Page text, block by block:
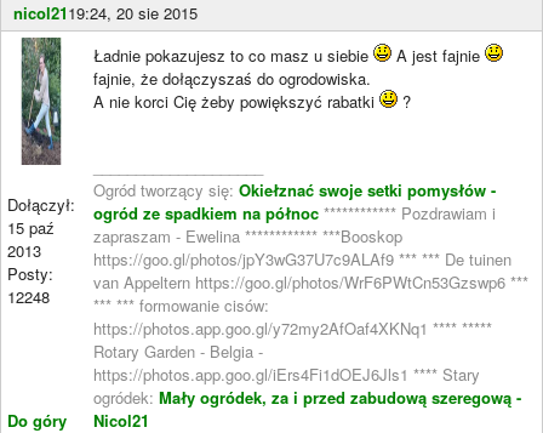
nicol2119:24, 20 sie 2015
Dołączył:
15 paź
2013
Posty:
12248
Do góry
Ładnie pokazujesz to co masz u siebie
A jest fajnie
fajnie, że dołączyszaś do ogrodowiska.
A nie korci Cię żeby powiększyć rabatki
?
Ogród tworzący się: Okiełznać swoje setki pomysłów -
ogród ze spadkiem na północ ************ Pozdrawiam i
zapraszam - Ewelina ************ ***Booskop
https://goo.gl/photos/jpY3wG37U7c9ALAf9 *** *** De tuinen
van Appeltern https://goo.gl/photos/WrF6PWtCn53Gzswp6 ***
*** *** formowanie cisów:
https://photos.app.goo.gl/y72my2AfOaf4XKNq1 **** *****
Rotary Garden - Belgia -
https://photos.app.goo.gl/iErs4Fi1dOEJ6Jls1 **** Stary
ogródek: Mały ogródek, za i przed zabudową szeregową -
Nicol21